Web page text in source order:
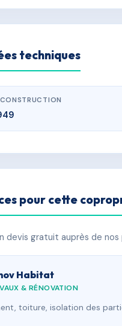
techniques
pour cette
devis gratuit auprès de
Habitat
& RÉNOVATION
toiture, isolation des